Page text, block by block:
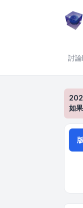
討
如